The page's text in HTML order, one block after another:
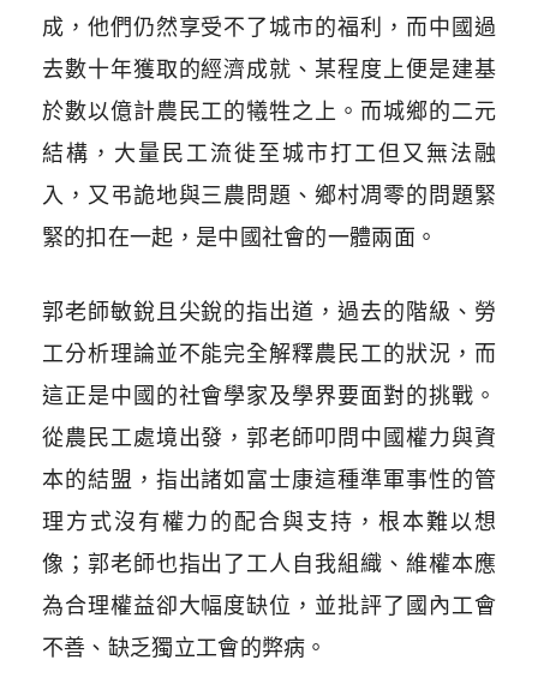
成，他們仍然享受不了城市的福利，而中國過
去數十年獲取的經濟成就、某程度上便是建基
於數以億計農民工的犧牲之上。而城鄉的二元
結構，大量民工流徙至城市打工但又無法融
入，又弔詭地與三農問題、鄉村凋零的問題緊
緊的扣在一起，是中國社會的一體兩面。
郭老師敏銳且尖銳的指出道，過去的階級、勞
工分析理論並不能完全解釋農民工的狀況，而
這正是中國的社會學家及學界要面對的挑戰。
從農民工處境出發，郭老師叩問中國權力與資
本的結盟，指出諸如富士康這種準軍事性的管
理方式沒有權力的配合與支持，根本難以想
像；郭老師也指出了工人自我組織、維權本應
為合理權益卻大幅度缺位，並批評了國內工會
不善、缺乏獨立工會的弊病。